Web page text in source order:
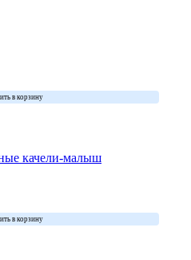
в корзину
качели-малыш
в корзину